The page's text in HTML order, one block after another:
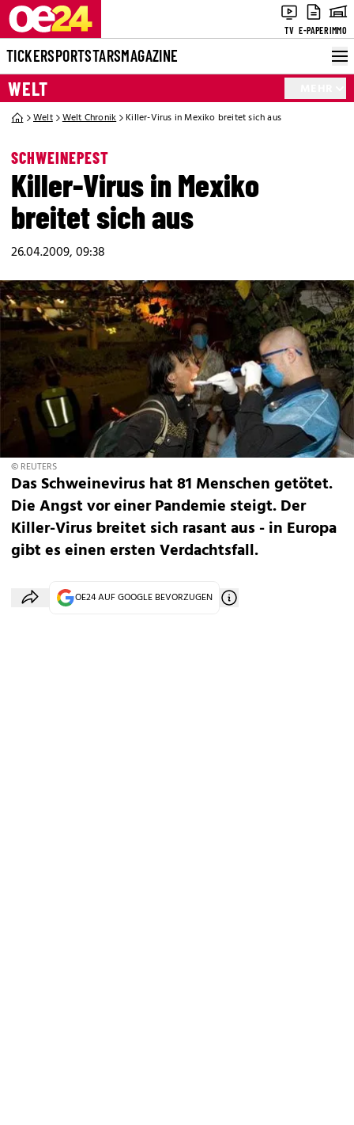
TV E-PAPERIMMO
TICKERSPORTSTARSMAGAZINE
WELT
Welt Welt Chronik Killer-Virus in Mexiko breitet sich aus
SCHWEINEPEST
Killer-Virus in Mexiko
breitet sich aus
26.04.2009, 09:38
© REUTERS
Das Schweinevirus hat 81 Menschen getötet.
Die Angst vor einer Pandemie steigt. Der
Killer-Virus breitet sich rasant aus - in Europa
gibt es einen ersten Verdachtsfall.
OE24 AUF GOOGLE BEVORZUGEN